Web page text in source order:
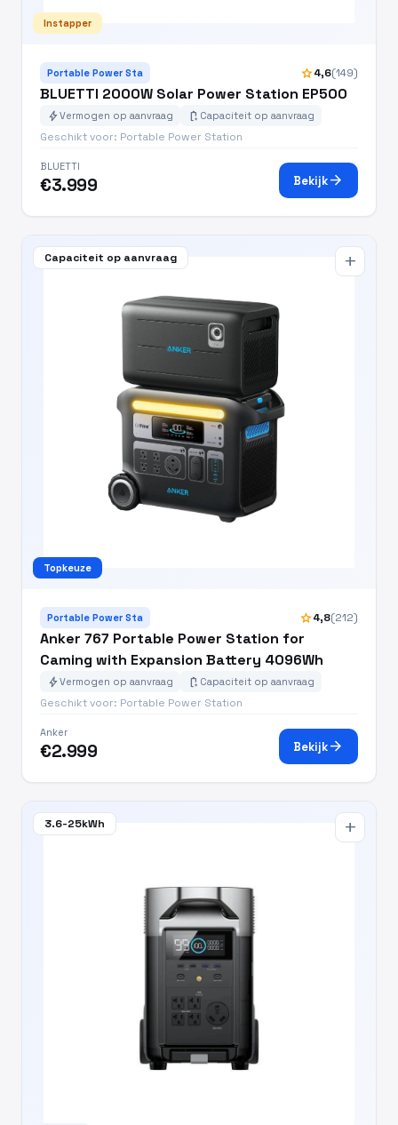
Instapper
Portable Power Sta star4,6(149)
BLUETTI 2000W Solar Power Station EP500
boltVermogen op aanvraag battery_charging_full Capaciteit op aanvraag
Geschikt voor: Portable Power Station
BLUETTI
€3.999 Bekijkarrow_forward
Capaciteit op aanvraag
Topkeuze
add
Portable Power Sta star4,8(212)
Anker 767 Portable Power Station for
Caming with Expansion Battery 4096Wh
boltVermogen op aanvraag battery_charging_full Capaciteit op aanvraag
Geschikt voor: Portable Power Station
Anker
€2.999 Bekijkarrow_forward
3.6-25kWh add